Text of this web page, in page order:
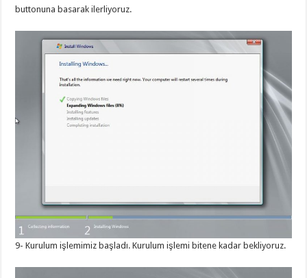
buttonuna basarak ilerliyoruz.
9- Kurulum işlemimiz başladı. Kurulum işlemi bitene kadar bekliyoruz.